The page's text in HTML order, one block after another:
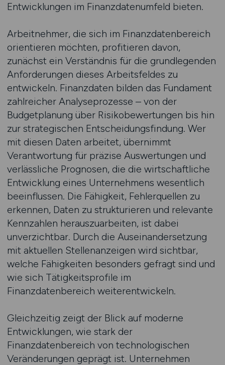
Entwicklungen im Finanzdatenumfeld bieten.
Arbeitnehmer, die sich im Finanzdatenbereich
orientieren möchten, profitieren davon,
zunächst ein Verständnis für die grundlegenden
Anforderungen dieses Arbeitsfeldes zu
entwickeln. Finanzdaten bilden das Fundament
zahlreicher Analyseprozesse – von der
Budgetplanung über Risikobewertungen bis hin
zur strategischen Entscheidungsfindung. Wer
mit diesen Daten arbeitet, übernimmt
Verantwortung für präzise Auswertungen und
verlässliche Prognosen, die die wirtschaftliche
Entwicklung eines Unternehmens wesentlich
beeinflussen. Die Fähigkeit, Fehlerquellen zu
erkennen, Daten zu strukturieren und relevante
Kennzahlen herauszuarbeiten, ist dabei
unverzichtbar. Durch die Auseinandersetzung
mit aktuellen Stellenanzeigen wird sichtbar,
welche Fähigkeiten besonders gefragt sind und
wie sich Tätigkeitsprofile im
Finanzdatenbereich weiterentwickeln.
Gleichzeitig zeigt der Blick auf moderne
Entwicklungen, wie stark der
Finanzdatenbereich von technologischen
Veränderungen geprägt ist. Unternehmen